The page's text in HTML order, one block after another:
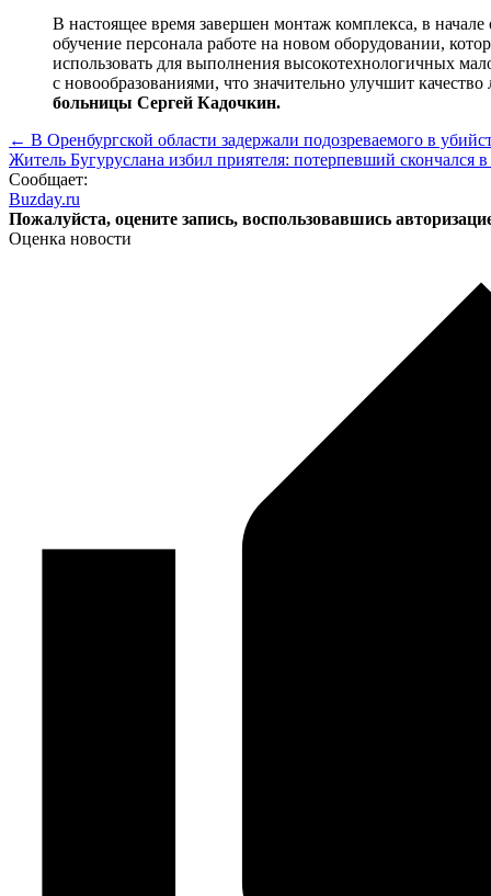
В настоящее время завершен монтаж комплекса, в начале
обучение персонала работе на новом оборудовании,
использовать для выполнения высокотехнологичных
с новообразованиями, что значительно улучшит
больницы Сергей Кадочкин.
← ​В Оренбургской области задержали подозреваемого в
Житель Бугуруслана избил приятеля: потерпевший скончался
Сообщает:
Buzday.ru
Пожалуйста, оцените запись, воспользовавшись
Оценка новости